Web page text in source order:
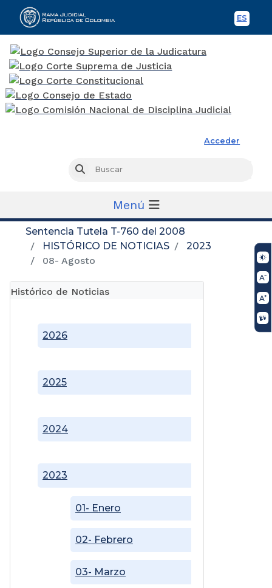
ES
Acceder
Buscar
Menú
Sentencia Tutela T-760 del 2008
HISTÓRICO DE NOTICIAS
2023
08- Agosto
Histórico de Noticias
2023
01- Enero
02- Febrero
03- Marzo
2024
2025
2026